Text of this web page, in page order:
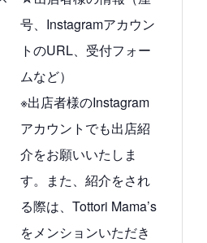
号、Instagramアカウン
トのURL、受付フォー
ムなど）
※出店者様のInstagram
アカウントでも出店紹
介をお願いいたしま
す。また、紹介をされ
る際は、Tottori Mama’s
をメンションいただき